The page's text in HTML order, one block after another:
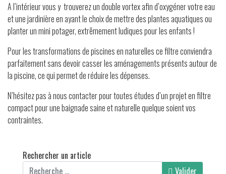
A l’intérieur vous y trouverez un double vortex afin d’oxygéner votre eau
et une jardinière en ayant le choix de mettre des plantes aquatiques ou
planter un mini potager, extrêmement ludiques pour les enfants !
Pour les transformations de piscines en naturelles ce filtre conviendra
parfaitement sans devoir casser les aménagements présents autour de
la piscine, ce qui permet de réduire les dépenses.
N’hésitez pas à nous contacter pour toutes études d’un projet en filtre
compact pour une baignade saine et naturelle quelque soient vos
contraintes.
Rechercher un article
Valider